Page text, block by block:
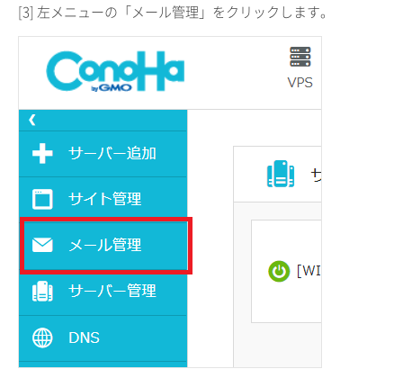
[3] 左メニューの「メール管理」をクリックします。